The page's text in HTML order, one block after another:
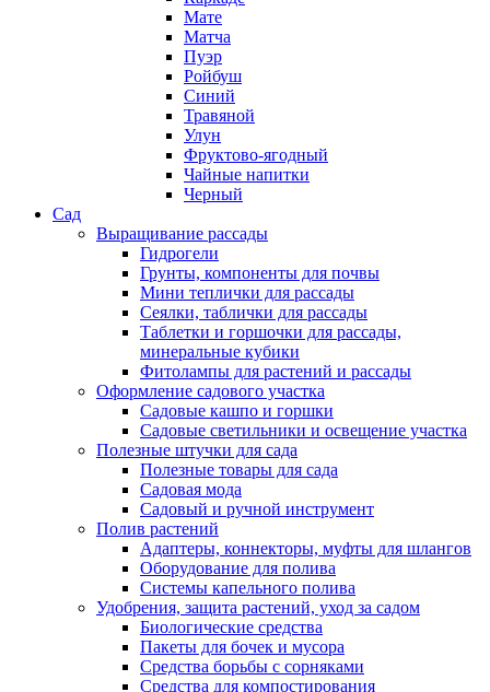
Мате
Матча
Пуэр
Ройбуш
Синий
Травяной
Улун
Фруктово-ягодный
Чайные напитки
Черный
Сад
Выращивание рассады
Гидрогели
Грунты, компоненты для почвы
Мини теплички для рассады
Сеялки, таблички для рассады
Таблетки и горшочки для рассады,
минеральные кубики
Фитолампы для растений и рассады
Оформление садового участка
Садовые кашпо и горшки
Садовые светильники и освещение участка
Полезные штучки для сада
Полезные товары для сада
Садовая мода
Садовый и ручной инструмент
Полив растений
Адаптеры, коннекторы, муфты для шлангов
Оборудование для полива
Системы капельного полива
Удобрения, защита растений, уход за садом
Биологические средства
Пакеты для бочек и мусора
Средства борьбы с сорняками
Средства для компостирования